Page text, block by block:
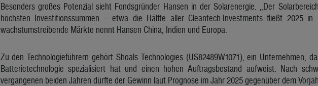
Besonders großes Potenzial sieht Fondsgründer Hansen in der Solarenergie. „Der
höchsten Investitionssummen – etwa die Hälfte aller Cleantech-Investments fließt 2025
wachstumstreibende Märkte nennt Hansen China, Indien und Europa.
Zu den Technologieführern gehört Shoals Technologies (US82489W1071), ein Unternehmen,
Batterietechnologie spezialisiert hat und einen hohen Auftragsbestand aufweist. Nach
vergangenen beiden Jahren dürfte der Gewinn laut Prognose im Jahr 2025 gegenüber dem